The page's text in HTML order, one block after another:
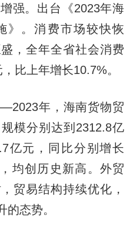
强。出台《2023年海
》。消费市场较快恢
，全年全省社会消费
比上年增长10.7%。
年，海南货物贸
模分别达到2312.8亿
亿元，同比分别增长
均创历史新高。外贸
贸易结构持续优化，
态势。